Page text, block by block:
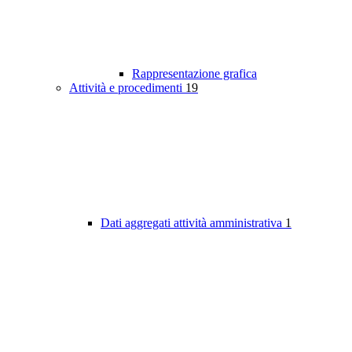
Rappresentazione grafica
Attività e procedimenti 19
Dati aggregati attività amministrativa 1